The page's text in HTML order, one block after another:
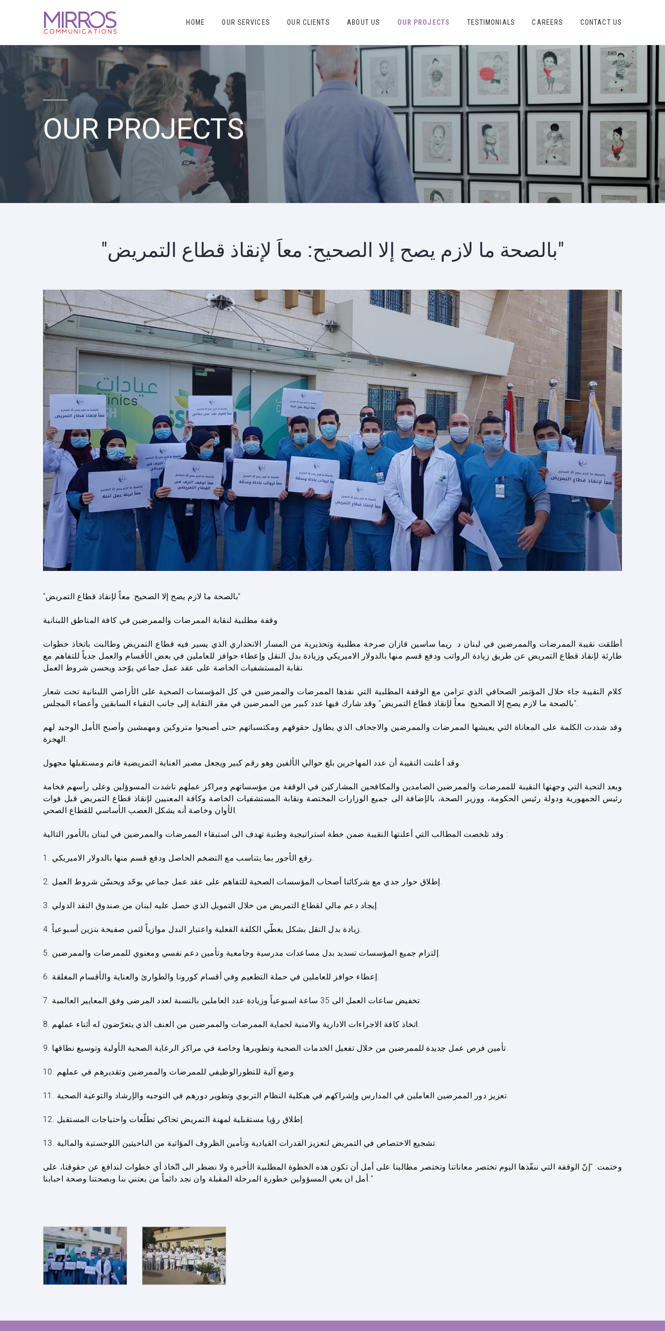
HOME OUR SERVICES OUR CLIENTS ABOUT US OUR PROJECTS TESTIMONIALS CAREERS CONTACT US
OUR PROJECTS
"بالصحة ما لازم يصح إلا الصحيح: معاً لإنقاذ قطاع التمريض"
"بالصحة ما لازم يصح إلا الصحيح: معاً لإنقاذ قطاع التمريض"
وقفة مطلبية لنقابة الممرضات والممرضين في كافة المناطق اللبنانية
أطلقت نقيبة الممرضات والممرضين في لبنان د. ريما ساسين قازان صرخة مطلبية وتحذيرية من المسار الانحداري الذي يسير فيه قطاع التمريض وطالبت باتخاذ خطوات
طارئة لإنقاذ قطاع التمريض عن طريق زيادة الرواتب ودفع قسم منها بالدولار الاميريكي وزيادة بدل النقل وإعطاء حوافز للعاملين في بعض الأقسام والعمل جدياً للتفاهم مع
نقابة المستشفيات الخاصة على عقد عمل جماعي يوّحد ويحسن شروط العمل.
كلام النقيبة جاء خلال المؤتمر الصحافي الذي تزامن مع الوقفة المطلبية التي نفذها الممرضات والممرضين في كل المؤسسات الصحية على الأراضي اللبنانية تحت شعار
"بالصحة ما لازم يصح إلا الصحيح: معاً لإنقاذ قطاع التمريض" وقد شارك فيها عدد كبير من الممرضين في مقر النقابة إلى جانب النقباء السابقين وأعضاء المجلس.
وقد شددت الكلمة على المعاناة التي يعيشها الممرضات والممرضين والاجحاف الذي يطاول حقوقهم ومكتسباتهم حتى أصبحوا متروكين ومهمشين وأصبح الأمل الوحيد لهم
الهجرة.
وقد أعلنت النقيبة أن عدد المهاجرين بلغ حوالي الألفين وهو رقم كبير ويجعل مصير العناية التمريضية قاتم ومستقبلها مجهول.
وبعد التحية التي وجهتها النقيبة للممرضات والممرضين الصامدين والمكافحين المشاركين في الوقفة من مؤسساتهم ومراكز عملهم ناشدت المسوؤلين وعلى رأسهم فخامة
رئيس الجمهورية ودولة رئيس الحكومة، ووزير الصحة، بالإضافة الى جميع الوزارات المختصة ونقابة المستشفيات الخاصة وكافة المعنيين لإنقاذ قطاع التمريض قبل فوات
الأوان وخاصة أنه يشكل العصب الأساسي للقطاع الصحي.
وقد تلخصت المطالب التي أعلنتها النقيبة ضمن خطة استراتيجية وطنية تهدف الى استبقاء الممرضات والممرضين في لبنان بالأمور التالية :
1. رفع الأجور بما يتناسب مع التضخم الحاصل ودفع قسم منها بالدولار الاميريكي.
2. إطلاق حوار جدي مع شركائنا أصحاب المؤسسات الصحية للتفاهم على عقد عمل جماعي يوحّد ويحسّن شروط العمل.
3. إيجاد دعم مالي لقطاع التمريض من خلال التمويل الذي حصل عليه لبنان من صندوق النقد الدولي.
4. زيادة بدل النقل بشكل يغطّي الكلفة الفعلية واعتبار البدل موازياً لثمن صفيحة بنزين أسبوعياً.
5. إلتزام جميع المؤسسات تسديد بدل مساعدات مدرسية وجامعية وتأمين دعم نفسي ومعنوي للممرضات والممرضين.
6. إعطاء حوافز للعاملين في حملة التطعيم وفي أقسام كورونا والطوارئ والعناية والأقسام المغلقة.
7. تخفيض ساعات العمل الى 35 ساعة اسبوعياً وزيادة عدد العاملين بالنسبة لعدد المرضى وفق المعايير العالمية.
8. اتخاذ كافة الاجراءات الادارية والامنية لحماية الممرضات والممرضين من العنف الذي يتعرّضون له أثناء عملهم.
9. تأمين فرص عمل جديدة للممرضين من خلال تفعيل الخدمات الصحية وتطويرها وخاصة في مراكز الرعاية الصحية الأولية وتوسيع نطاقها.
10. وضع آلية للتطورالوظيفي للممرضات والممرضين وتقديرهم في عملهم.
11. تعزيز دور الممرضين العاملين في المدارس وإشراكهم في هيكلية النظام التربوي وتطوير دورهم في التوجيه والإرشاد والتوعية الصحية.
12. إطلاق رؤيا مستقبلية لمهنة التمريض تحاكي تطلّعات واحتياجات المستقبل.
13. تشجيع الاختصاص في التمريض لتعزيز القدرات القيادية وتأمين الظروف المؤاتية من الناحيتين اللوجستية والمالية.
وختمت: "إنّ الوقفة التي ننفّذها اليوم تختصر معاناتنا وتختصر مطالبنا على أمل أن تكون هذه الخطوة المطلبية الأخيرة ولا نضطر الى اتّخاذ أي خطوات لندافع عن حقوقنا، على
أمل ان يعي المسؤولين خطورة المرحلة المقبلة وان نجد دائماً من يعتني بنا وبصحتنا وصحة احبابنا."